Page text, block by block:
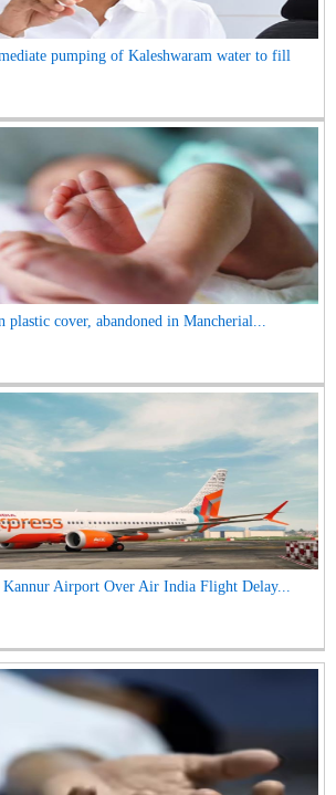
pumping of Kaleshwaram water to fill
plastic cover, abandoned in Mancherial...
Kannur Airport Over Air India Flight Delay...